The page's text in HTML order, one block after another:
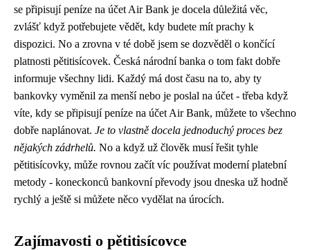
se připisují peníze na účet Air Bank je docela důležitá věc,
zvlášť když potřebujete vědět, kdy budete mít prachy k
dispozici. No a zrovna v té době jsem se dozvěděl o končící
platnosti pětitisícovek. Česká národní banka o tom fakt dobře
informuje všechny lidi. Každý má dost času na to, aby ty
bankovky vyměnil za menší nebo je poslal na účet - třeba když
víte, kdy se připisují peníze na účet Air Bank, můžete to všechno
dobře naplánovat. Je to vlastně docela jednoduchý proces bez
nějakých zádrhelů. No a když už člověk musí řešit tyhle
pětitisícovky, může rovnou začít víc používat moderní platební
metody - koneckonců bankovní převody jsou dneska už hodně
rychlý a ještě si můžete něco vydělat na úrocích.
Zajímavosti o pětitisícovce